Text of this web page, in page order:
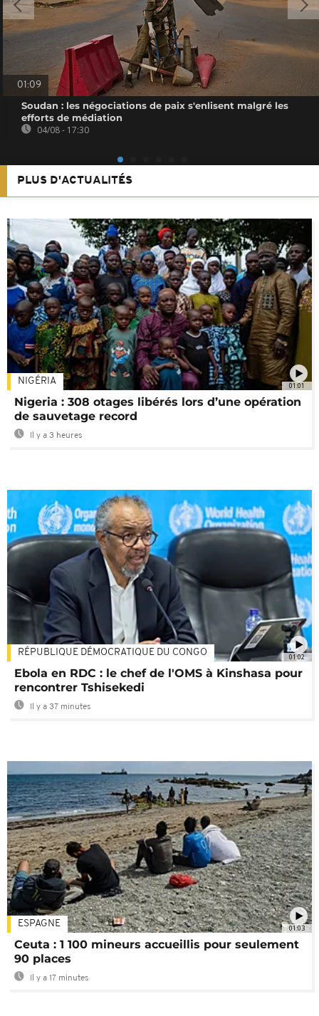
01:09
Soudan : les négociations de paix s'enlisent malgré les
efforts de médiation
04/08 - 17:30
PLUS D'ACTUALITÉS
01:01
NIGÉRIA
Nigeria : 308 otages libérés lors d’une opération
de sauvetage record
Il y a 3 heures
01:02
RÉPUBLIQUE DÉMOCRATIQUE DU CONGO
Ebola en RDC : le chef de l'OMS à Kinshasa pour
rencontrer Tshisekedi
Il y a 37 minutes
01:03
ESPAGNE
Ceuta : 1 100 mineurs accueillis pour seulement
90 places
Il y a 17 minutes